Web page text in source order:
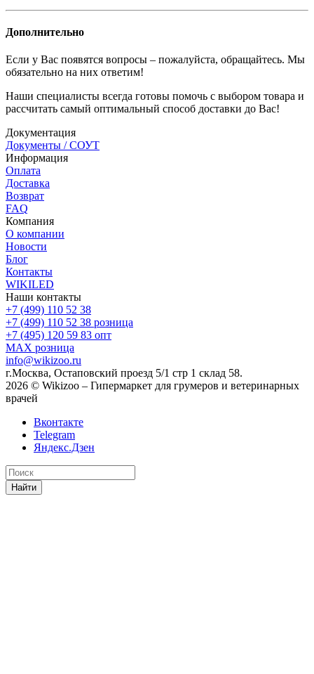
Дополнительно
Если у Вас появятся вопросы – пожалуйста, обращайтесь. Мы
обязательно на них ответим!
Наши специалисты всегда готовы помочь с выбором товара и
рассчитать самый оптимальный способ доставки до Вас!
Документация
Документы / СОУТ
Информация
Оплата
Доставка
Возврат
FAQ
Компания
О компании
Новости
Блог
Контакты
WIKILED
Наши контакты
+7 (499) 110 52 38
+7 (499) 110 52 38 розница
+7 (495) 120 59 83 опт
MAX розница
info@wikizoo.ru
г.Москва, Остаповский проезд 5/1 стр 1 склад 58.
2026 © Wikizoo – Гипермаркет для грумеров и ветеринарных
врачей
Вконтакте
Telegram
Яндекс.Дзен
Найти